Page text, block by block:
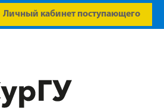
Личный кабинет поступающего